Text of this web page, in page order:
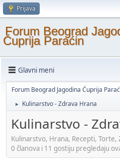
Prijava
Forum Beograd
Ćuprija Paraćin
Glavni meni
Forum Beograd Jagodina Ćuprija
► Kulinarstvo - Zdrava Hrana
Kulinarstvo -
Kulinarstvo, Hrana, Recepti, Torte,
0 članova i 11 gostiju pregledaju